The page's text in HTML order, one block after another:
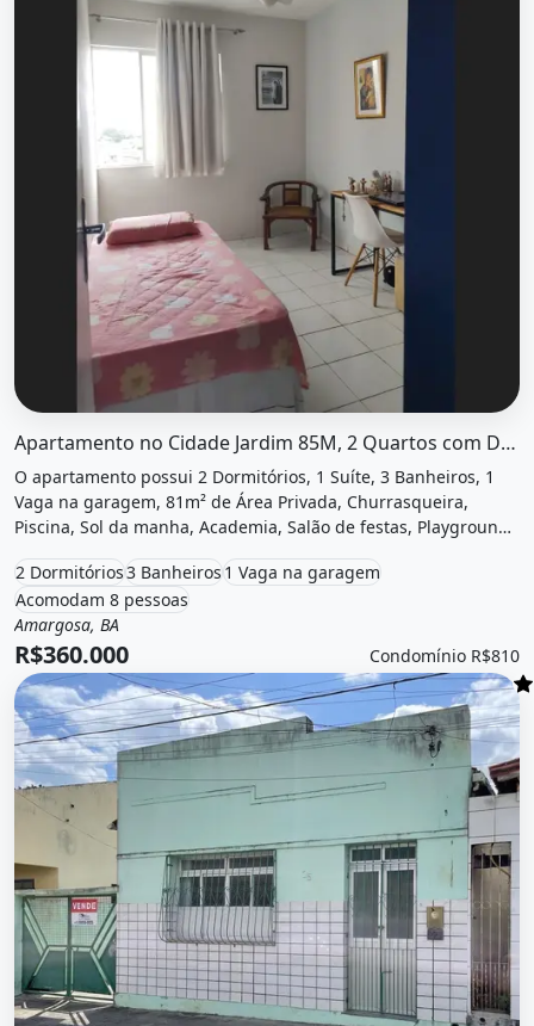
Apartamento no Cidade Jardim 85M, 2 Quartos com Dependência e...
O apartamento possui 2 Dormitórios, 1 Suíte, 3 Banheiros, 1
Vaga na garagem, 81m² de Área Privada, Churrasqueira,
Piscina, Sol da manha, Academia, Salão de festas, Playground
R$360.000 e Condomínio por R$810 /Mês.
2 Dormitórios3 Banheiros1 Vaga na garagem
Acomodam 8 pessoas
Venda
Apartamento
Amargosa, BA
R$360.000 Condomínio R$810